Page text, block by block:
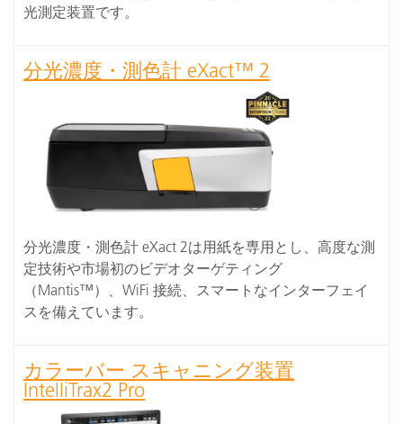
光測定装置です。
分光濃度・測色計 eXact™ 2
分光濃度・測色計 eXact 2は用紙を専用とし、高度な測
定技術や市場初のビデオターゲティング
（Mantis™）、WiFi 接続、スマートなインターフェイ
スを備えています。
カラーバー スキャニング装置
IntelliTrax2 Pro